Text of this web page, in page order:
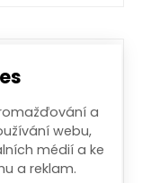
a
webu,
médií a ke
a reklam.